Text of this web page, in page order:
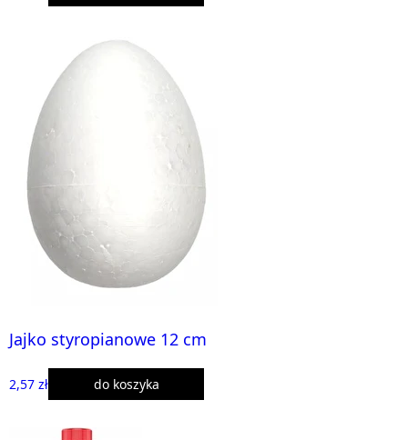
Jajko styropianowe 12 cm
2,57 zł do koszyka